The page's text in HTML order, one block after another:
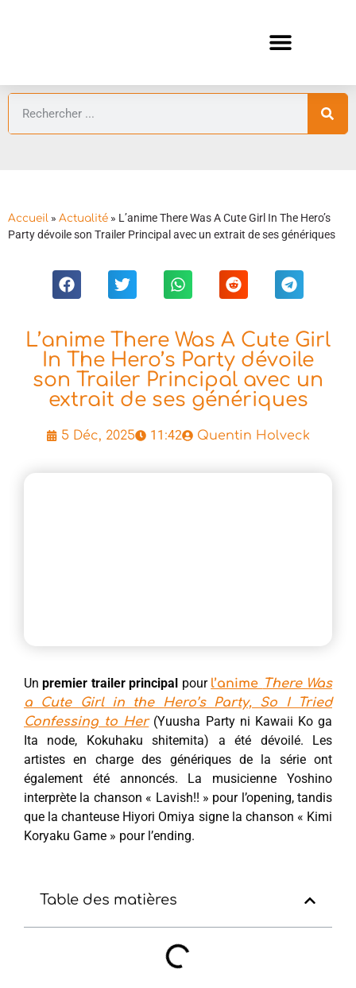
Accueil » Actualité » L’anime There Was A Cute Girl In The Hero’s
Party dévoile son Trailer Principal avec un extrait de ses génériques
L’anime There Was A Cute Girl
In The Hero’s Party dévoile
son Trailer Principal avec un
extrait de ses génériques
5 Déc, 2025 11:42 Quentin Holveck
Unpremier trailer principal pour l’anime There Was
a Cute Girl in the Hero’s Party, So I Tried
Confessing to Her(Yuusha Party ni Kawaii Ko ga
Ita node, Kokuhaku shitemita) a été dévoilé. Les
artistes en charge des génériques de la série ont
également été annoncés. La musicienne Yoshino
interprète la chanson « Lavish!! » pour l’opening, tandis
que la chanteuse Hiyori Omiya signe la chanson « Kimi
Koryaku Game » pour l’ending.
Table des matières